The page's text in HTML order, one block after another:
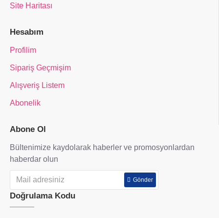
Site Haritası
Hesabım
Profilim
Sipariş Geçmişim
Alışveriş Listem
Abonelik
Abone Ol
Bültenimize kaydolarak haberler ve promosyonlardan
haberdar olun
Gönder
Doğrulama Kodu